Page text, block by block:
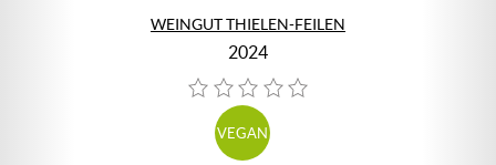
WEINGUT THIELEN-FEILEN
2024
VEGAN